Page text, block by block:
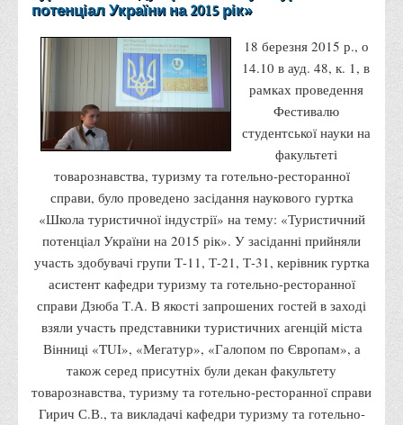
Правила безпечної поведінки учасників освітнього процесу в
умовах війни
Що можна і не можна знімати, показувати під час війни
Контакти державних та громадських організацій, які
допомагають тим, хто пережили сексуальне насильство,
пов'язане з конфліктом та їх родинам у Вінницькій області
наркотики. Врятуй чиєсь життя
Контакти
3D тур
Екскурсія до ВТЕІ
SEL
Smart Electronic Learning
Структура
потенціал України на 2015 рік»
18 березня 2015 р., о
14.10 в ауд. 48, к. 1, в
рамках проведення
Фестивалю
студентської науки на
факультеті
товарознавства, туризму та готельно-ресторанної
справи, було проведено засідання наукового гуртка
«Школа туристичної індустрії» на тему: «Туристичний
потенціал України на 2015 рік». У засіданні прийняли
участь здобувачі групи Т-11, Т-21, Т-31, керівник гуртка
асистент кафедри туризму та готельно-ресторанної
справи Дзюба Т.А. В якості запрошених гостей в заході
взяли участь представники туристичних агенцій міста
Вінниці «TUI», «Мегатур», «Галопом по Європам», а
також серед присутніх були декан факультету
товарознавства, туризму та готельно-ресторанної справи
Гирич С.В., та викладачі кафедри туризму та готельно-